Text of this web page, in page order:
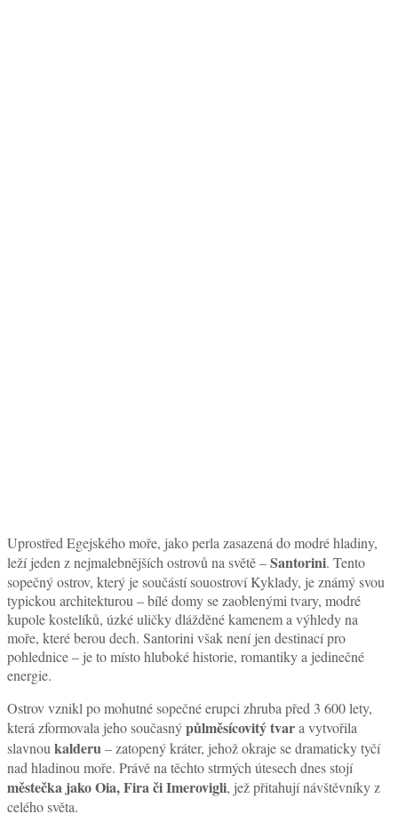
Uprostřed Egejského moře, jako perla zasazená do modré hladiny,
leží jeden z nejmalebnějších ostrovů na světě –Santorini. Tento
sopečný ostrov, který je součástí souostroví Kyklady, je známý svou
typickou architekturou – bílé domy se zaoblenými tvary, modré
kupole kostelíků, úzké uličky dlážděné kamenem a výhledy na
moře, které berou dech. Santorini však není jen destinací pro
pohlednice – je to místo hluboké historie, romantiky a jedinečné
energie.
Ostrov vznikl po mohutné sopečné erupci zhruba před 3 600 lety,
která zformovala jeho současnýpůlměsícovitý tvara vytvořila
slavnou kalderu– zatopený kráter, jehož okraje se dramaticky tyčí
nad hladinou moře. Právě na těchto strmých útesech dnes stojí
městečka jako Oia, Fira či Imerovigli, jež přitahují návštěvníky z
celého světa.